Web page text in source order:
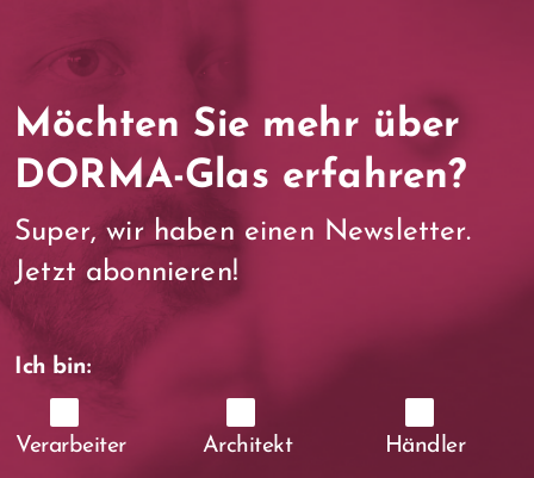
Möchten Sie mehr über
DORMA-Glas erfahren?
Super, wir haben einen Newsletter.
Jetzt abonnieren!
Ich bin:
Verarbeiter Architekt Händler